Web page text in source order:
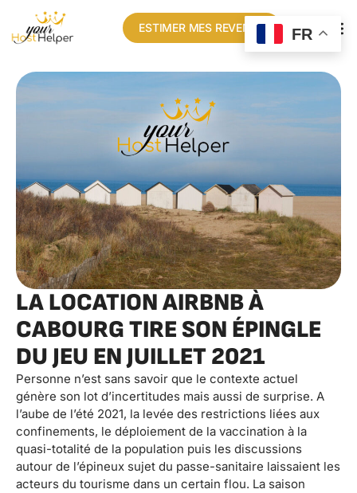
ESTIMER MES REVENUS
LA LOCATION AIRBNB À
CABOURG TIRE SON ÉPINGLE
DU JEU EN JUILLET 2021
Personne n’est sans savoir que le contexte actuel
génère son lot d’incertitudes mais aussi de surprise. A
l’aube de l’été 2021, la levée des restrictions liées aux
confinements, le déploiement de la vaccination à la
quasi-totalité de la population puis les discussions
autour de l’épineux sujet du passe-sanitaire laissaient les
acteurs du tourisme dans un certain flou. La saison
FR